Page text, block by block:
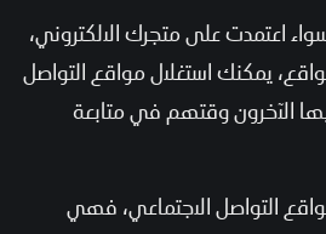
اعتمدت على متجرك الالكتروني،
يمكنك استغلال مواقع التواصل
الآخرون وقتهم في متابعة
التواصل الاجتماعي، فهي